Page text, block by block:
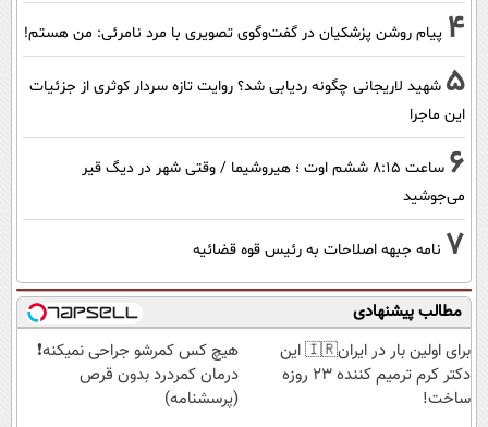
4 پیام روشن پزشکیان در گفت‌و‌گوی تصویری با مرد نامرئی: من هستم!
5 شهید لاریجانی چگونه ردیابی شد؟ روایت تازه سردار کوثری از جزئیات
این ماجرا
6
ساعت ۸:۱۵ ششم اوت ؛ هیروشیما / وقتی شهر در دیگ قیر
می‌جوشید
7 نامه جبهه اصلاحات به رئیس قوه قضائیه
مطالب پیشنهادی
برای اولین بار در ایران🇮🇷 این
دکتر کرم ترمیم کننده 23 روزه
ساخت!
هیچ کس کمرشو جراحی نمیکنه❗
درمان کمردرد بدون قرص
(پرسشنامه)